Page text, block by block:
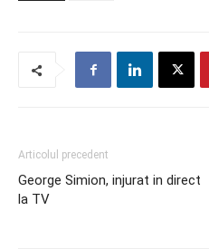
Articolul precedent
George Simion, injurat in direct
la TV